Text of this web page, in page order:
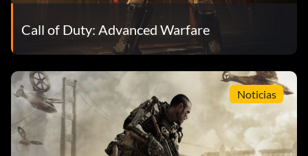
Call of Duty: Advanced Warfare
Noticias